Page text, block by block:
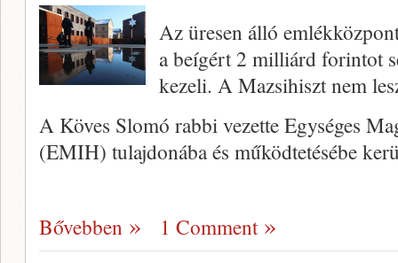
Az üresen álló
a beígért 2 milliárd forintot
kezeli. A Mazsihiszt nem
A Köves Slomó rabbi vezette Egységes
(EMIH) tulajdonába és működtetésébe
Bővebben 1 Comment